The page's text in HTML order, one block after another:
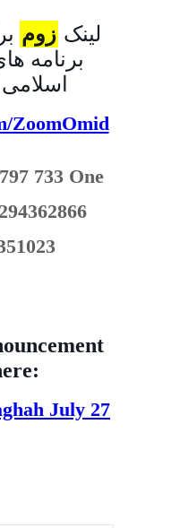
لینک زوم
برنامه
ZoomOmid
733 One
July 27